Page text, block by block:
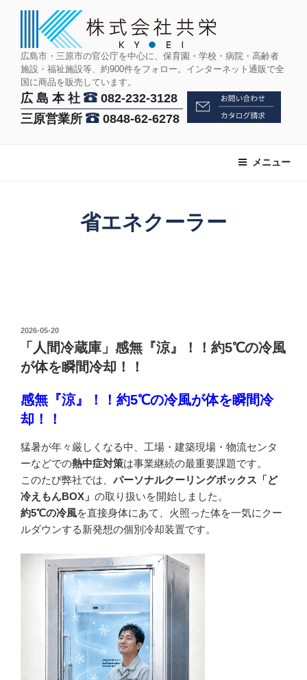
広島市・三原市の官公庁を中心に、保育園・学校・病院・高齢者
施設・福祉施設等、約900件をフォロー。インターネット通販で全
国に商品を販売しています。
広 島 本 社
082-232-3128
三原営業所
0848-62-6278
メニュー
省エネクーラー
投
2026-05-20
「人間冷蔵庫」感無『涼』！！約5℃の冷風
が体を瞬間冷却！！
感無『涼』！！約5℃の冷風が体を瞬間冷
却！！
猛暑が年々厳しくなる中、工場・建築現場・物流センタ
ーなどでの熱中症対策は事業継続の最重要課題です。
このたび弊社では、 パーソナルクーリングボックス「ど
冷えもんBOX」 の取り扱いを開始しました。
約5℃の冷風を直接身体にあて、火照った体を一気にクー
ルダウンする新発想の個別冷却装置です。